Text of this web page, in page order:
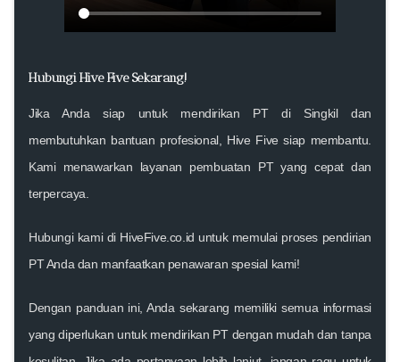
Hubungi Hive Five Sekarang!
Jika Anda siap untuk mendirikan PT di Singkil dan
membutuhkan bantuan profesional, Hive Five siap membantu.
Kami menawarkan layanan pembuatan PT yang cepat dan
terpercaya.
Hubungi kami di HiveFive.co.id untuk memulai proses pendirian
PT Anda dan manfaatkan penawaran spesial kami!
Dengan panduan ini, Anda sekarang memiliki semua informasi
yang diperlukan untuk mendirikan PT dengan mudah dan tanpa